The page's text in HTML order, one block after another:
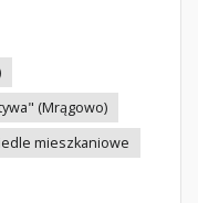
(Mrągowo)
mieszkaniowe